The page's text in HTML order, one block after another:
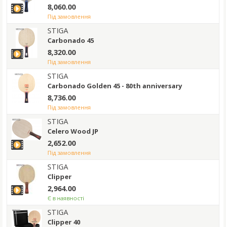
8,060.00
під замовлення
STIGA
Carbonado 45
8,320.00
під замовлення
STIGA
Carbonado Golden 45 - 80th anniversary
8,736.00
під замовлення
STIGA
Celero Wood JP
2,652.00
під замовлення
STIGA
Clipper
2,964.00
Є в наявності
STIGA
Clipper 40